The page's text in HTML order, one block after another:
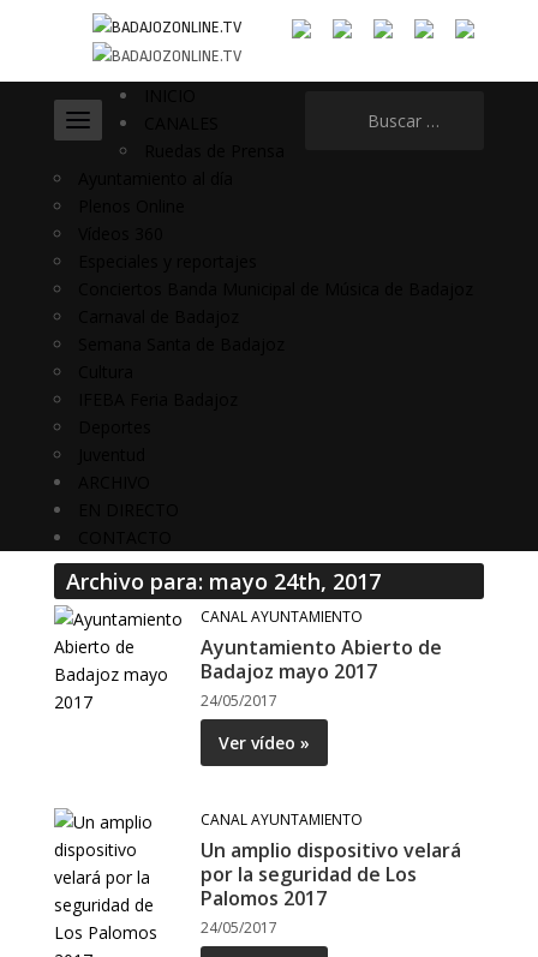
Archivo para: mayo 24th, 2017
CANAL AYUNTAMIENTO
Ayuntamiento Abierto de
Badajoz mayo 2017
24/05/2017
Ver vídeo »
CANAL AYUNTAMIENTO
Un amplio dispositivo velará
por la seguridad de Los
Palomos 2017
24/05/2017